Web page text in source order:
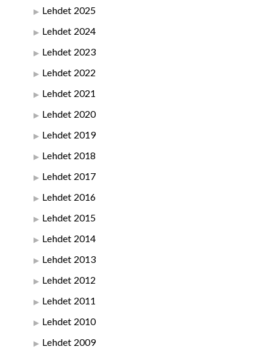
Lehdet 2025
Lehdet 2024
Lehdet 2023
Lehdet 2022
Lehdet 2021
Lehdet 2020
Lehdet 2019
Lehdet 2018
Lehdet 2017
Lehdet 2016
Lehdet 2015
Lehdet 2014
Lehdet 2013
Lehdet 2012
Lehdet 2011
Lehdet 2010
Lehdet 2009